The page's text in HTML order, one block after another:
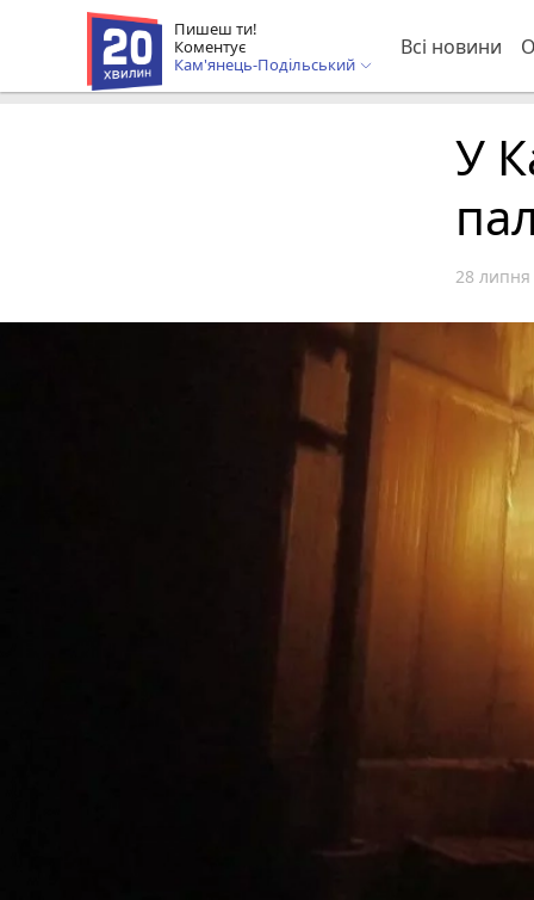
Пишеш ти!
Коментує
Кам'янець-Подільський
Всі новини
У
28